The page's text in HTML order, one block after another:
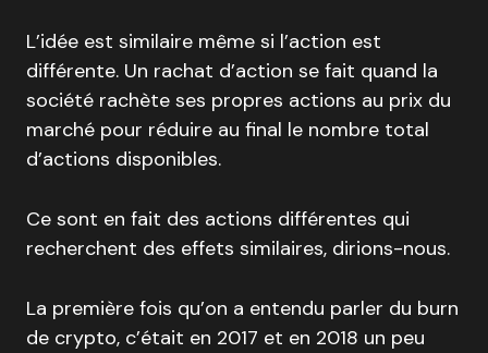
L’idée est similaire même si l’action est
différente. Un rachat d’action se fait quand la
société rachète ses propres actions au prix du
marché pour réduire au final le nombre total
d’actions disponibles.
Ce sont en fait des actions différentes qui
recherchent des effets similaires, dirions-nous.
La première fois qu’on a entendu parler du burn
de crypto, c’était en 2017 et en 2018 un peu